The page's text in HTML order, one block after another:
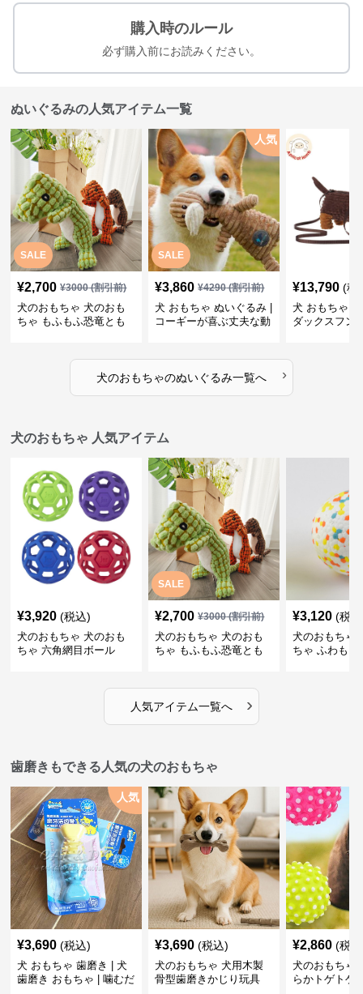
購入時のルール
必ず購入前にお読みください。
ぬいぐるみの人気アイテム一覧
SALE
¥2,700 ¥3000(割引前)
犬のおもちゃ 犬のおも
ちゃ もふもふ恐竜とも
SALE
人気
¥3,860 ¥4290(割引前)
犬 おもちゃ ぬいぐるみ |
コーギーが喜ぶ丈夫な動
¥13,790 (税
犬 おもちゃ
ダックスフン
犬のおもちゃのぬいぐるみ一覧へ ›
犬のおもちゃ 人気アイテム
¥3,920 (税込)
犬のおもちゃ 犬のおも
ちゃ 六角網目ボール
SALE
¥2,700 ¥3000(割引前)
犬のおもちゃ 犬のおも
ちゃ もふもふ恐竜とも
¥3,120 (税
犬のおもちゃ
ちゃ ふわもこ
人気アイテム一覧へ ›
歯磨きもできる人気の犬のおもちゃ
人気
¥3,690 (税込)
犬 おもちゃ 歯磨き | 犬
歯磨き おもちゃ | 噛むだ
¥3,690 (税込)
犬のおもちゃ 犬用木製
骨型歯磨きかじり玩具
¥2,860 (税
犬のおもちゃ
らかトゲトゲ